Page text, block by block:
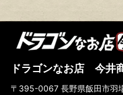
ドラゴンなお店 今井
〒395-0067 長野県飯田市羽